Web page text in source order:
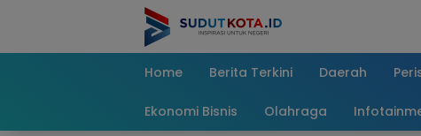
Home
Berita Terkini Daerah
Ekonomi Bisnis Olahraga